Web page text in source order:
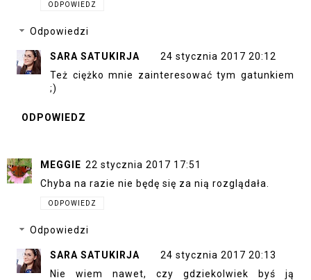
ODPOWIEDZ
Odpowiedzi
SARA SATUKIRJA
24 stycznia 2017 20:12
Też ciężko mnie zainteresować tym gatunkiem
;)
ODPOWIEDZ
MEGGIE 22 stycznia 2017 17:51
Chyba na razie nie będę się za nią rozglądała.
ODPOWIEDZ
Odpowiedzi
SARA SATUKIRJA
24 stycznia 2017 20:13
Nie wiem nawet, czy gdziekolwiek byś ją